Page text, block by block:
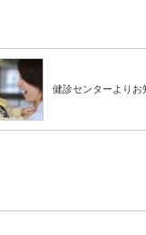
健診センターよりお